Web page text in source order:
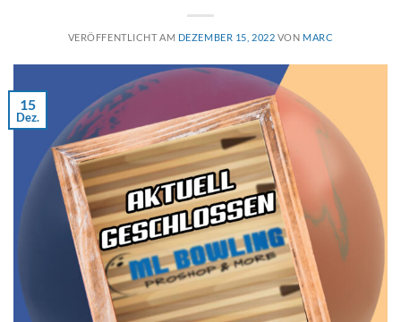
VERÖFFENTLICHT AM DEZEMBER 15, 2022 VON MARC
15
Dez.